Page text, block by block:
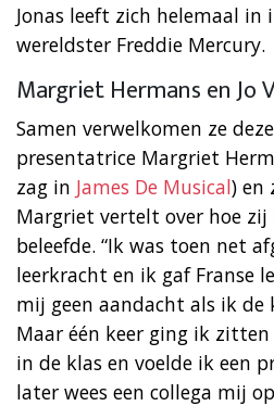
Jonas leeft zich helemaal in
wereldster Freddie Mercury.
Margriet Hermans en Jo
Samen verwelkomen ze
presentatrice Margriet
zag in James De Musical) en
Margriet vertelt over hoe zij
beleefde. “Ik was toen net
leerkracht en ik gaf Franse
mij geen aandacht als ik de
Maar één keer ging ik
in de klas en voelde ik een
later wees een collega mij